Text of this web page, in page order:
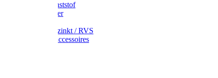
Emmer kunststof
Schepemmer
Emmer verzinkt / RVS
Regenton accessoires